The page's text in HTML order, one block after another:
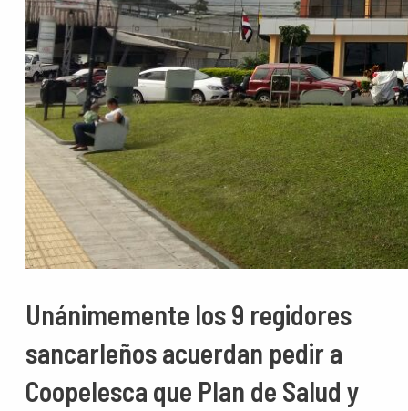
Unánimemente los 9 regidores
sancarleños acuerdan pedir a
Coopelesca que Plan de Salud y